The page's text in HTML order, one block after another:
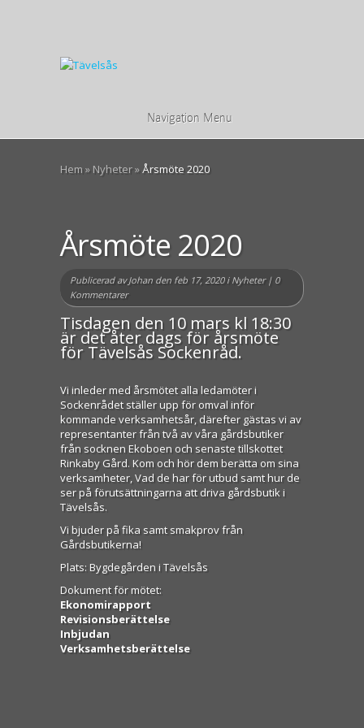
Navigation Menu
Hem » Nyheter»Årsmöte 2020
Årsmöte 2020
Publicerad avJohan den feb 17, 2020 i Nyheter| 0
Kommentarer
Tisdagen den 10 mars kl 18:30
är det åter dags för årsmöte
för Tävelsås Sockenråd.
Vi inleder med årsmötet alla ledamöter i
Sockenrådet ställer upp för omval inför
kommande verksamhetsår, därefter gästas vi av
representanter från två av våra gårdsbutiker
från socknen Ekoboen och senaste tillskottet
Rinkaby Gård. Kom och hör dem berätta om sina
verksamheter, Vad de har för utbud samt hur de
ser på förutsättningarna att driva gårdsbutik i
Tävelsås.
Vi bjuder på fika samt smakprov från
Gårdsbutikerna!
Plats: Bygdegården i Tävelsås
Dokument för mötet:
Ekonomirapport
Revisionsberättelse
Inbjudan
Verksamhetsberättelse